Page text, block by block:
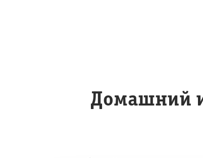
Домашний